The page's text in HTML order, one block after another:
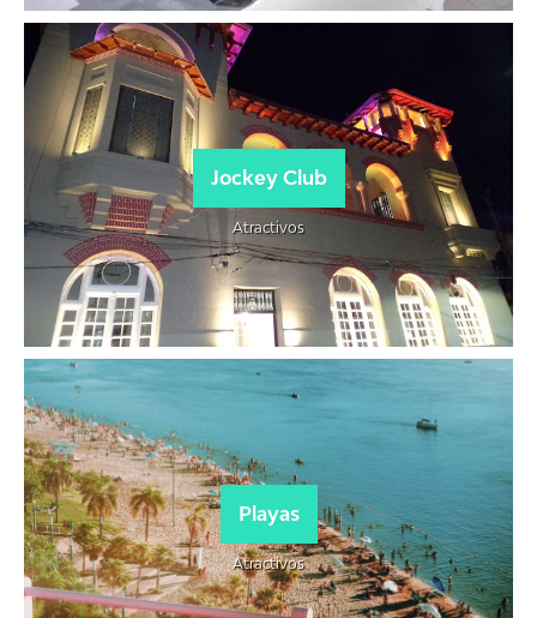
Jockey Club
Atractivos
Playas
Atractivos